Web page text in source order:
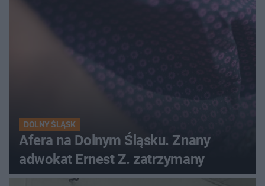
DOLNY ŚLĄSK
Afera na Dolnym Śląsku. Znany
adwokat Ernest Z. zatrzymany